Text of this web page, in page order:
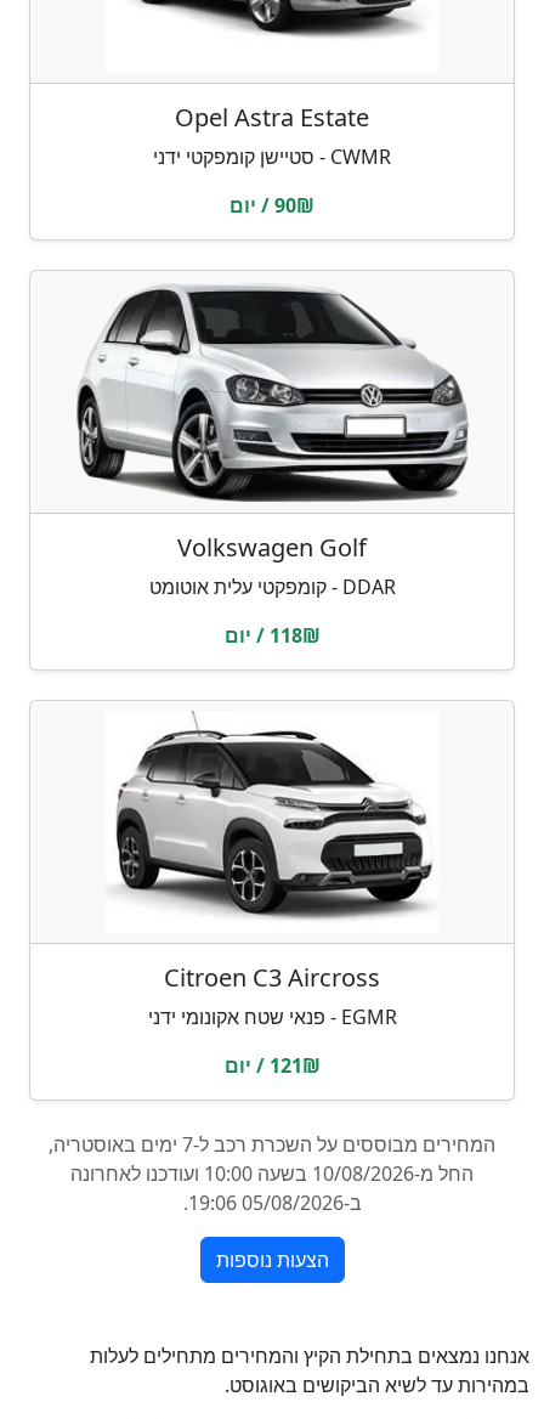
נמצאים בתחילת הקיץ והמחירים מתחילים לעלות
עד לשיא הביקושים באוגוסט.